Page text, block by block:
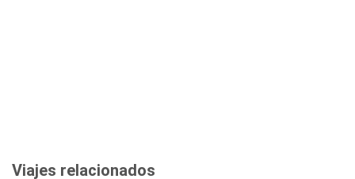
Viajes relacionados